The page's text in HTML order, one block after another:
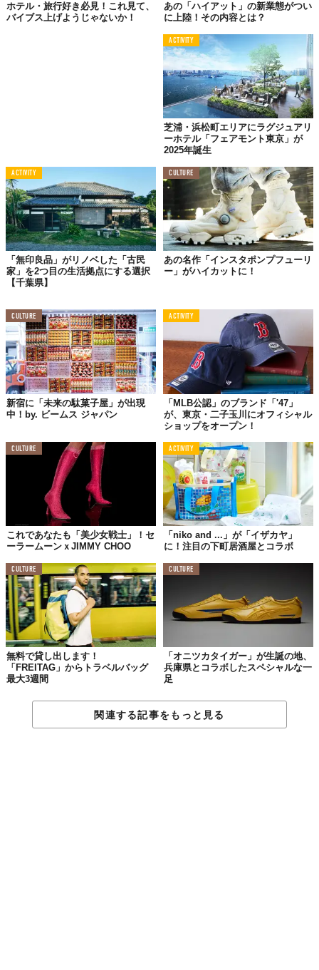
ホテル・旅行好き必見！これ見て、
バイブス上げようじゃないか！
あの「ハイアット」の新業態がつい
に上陸！その内容とは？
ACTIVITY
芝浦・浜松町エリアにラグジュアリ
ーホテル「フェアモント東京」が
2025年誕生
ACTIVITY
「無印良品」がリノベした「古民
家」を2つ目の生活拠点にする選択
【千葉県】
CULTURE
あの名作「インスタポンプフューリ
ー」がハイカットに！
CULTURE
新宿に「未来の駄菓子屋」が出現
中！by. ビームス ジャパン
ACTIVITY
「MLB公認」のブランド「'47」
が、東京・二子玉川にオフィシャル
ショップをオープン！
CULTURE
これであなたも「美少女戦士」！セ
ーラームーンｘJIMMY CHOO
ACTIVITY
「niko and ...」が「イザカヤ」
に！注目の下町居酒屋とコラボ
CULTURE
無料で貸し出します！
「FREITAG」からトラベルバッグ
最大3週間
CULTURE
「オニツカタイガー」が生誕の地、
兵庫県とコラボしたスペシャルな一
足
関連する記事をもっと見る